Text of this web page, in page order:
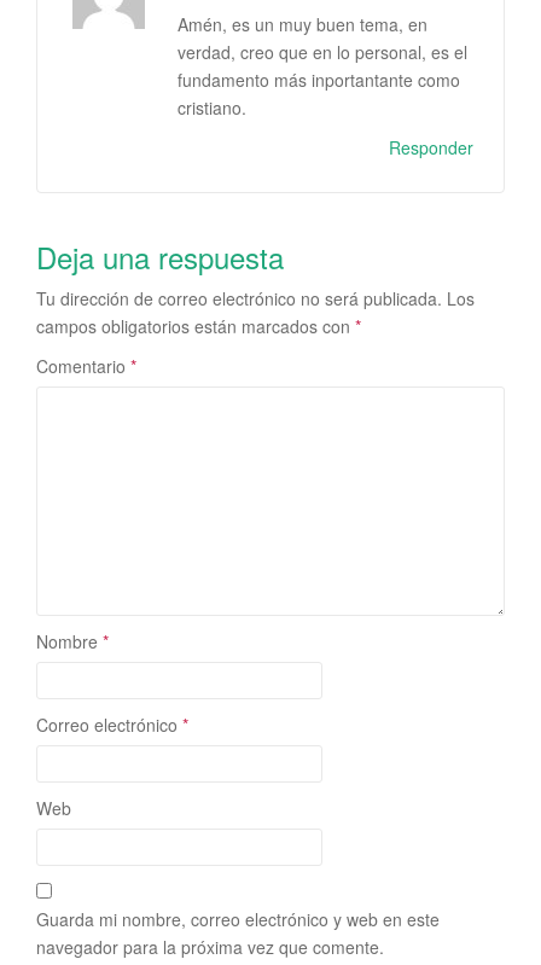
Amén, es un muy buen tema, en
verdad, creo que en lo personal, es el
fundamento más inportantante como
cristiano.
Responder
Deja una respuesta
Tu dirección de correo electrónico no será publicada. Los
campos obligatorios están marcados con *
Comentario *
Nombre *
Correo electrónico *
Web
Guarda mi nombre, correo electrónico y web en este
navegador para la próxima vez que comente.